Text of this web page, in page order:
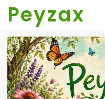
Peyzax